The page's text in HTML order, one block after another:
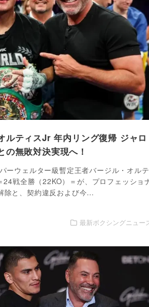
ルティスJr 年内リング復帰 ジャロ
の無敗対決実現へ！
ーウェルター級暫定王者バージル・オルテ
24戦全勝（22KO）＝が、プロフェッショ
除と、契約違反および今…
最新ボクシングニュー